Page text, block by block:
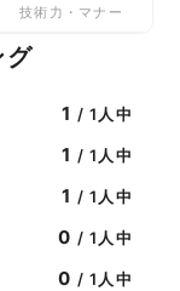
技術力・マナー
グ
1 / 1人中
1 / 1人中
1 / 1人中
0 / 1人中
0 / 1人中